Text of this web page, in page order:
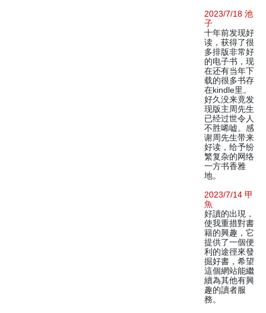
2023/7/18 池
子
十年前发现好
读，获得了很
多排版非常好
的电子书，现
在还有当年下
载的很多书存
在kindle里。
好久没来竟发
现版主周先生
已经过世令人
不胜唏嘘。感
谢周先生带来
好读，给予纷
繁复杂的网络
一方书香雅
地。
2023/7/14 甲
魚
好讀的出現，
使我重措對書
籍的興趣，它
提供了一個便
利的途徑來發
掘好書，希望
這個網站能繼
續為其他有興
趣的讀者服
務。